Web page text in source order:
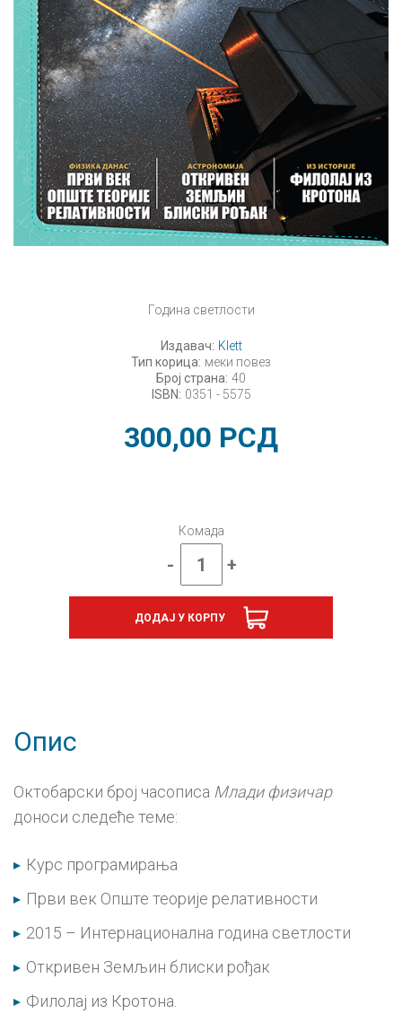
Година светлости
Издавач: Klett
Тип корица: меки повез
Број страна: 40
ISBN: 0351 - 5575
300,00 РСД
Комада
-
Млади
физичар,
118
количина
+
ДОДАЈ У КОРПУ
Опис
Октобарски број часописа Млади физичар
доноси следеће теме:
Курс програмирања
Први век Опште теорије релативности
2015 – Интернационална година светлости
Откривен Земљин блиски рођак
Филолај из Кротона.